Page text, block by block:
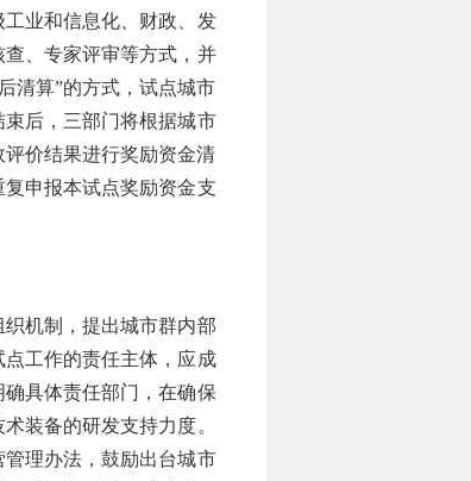
业和信息化、财政、发
、专家评审等方式，并
清算”的方式，试点城市
后，三部门将根据城市
价结果进行奖励资金清
申报本试点奖励资金支
机制，提出城市群内部
工作的责任主体，应成
具体责任部门，在确保
装备的研发支持力度。
理办法，鼓励出台城市